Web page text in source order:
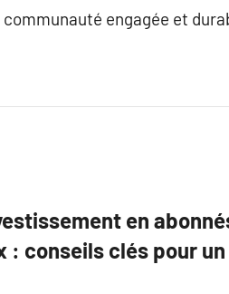
engagée et
en
: conseils clés pour un